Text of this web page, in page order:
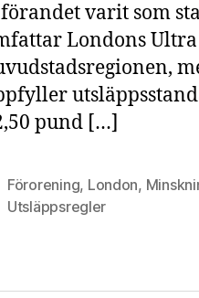
varit som
Londons Ultra
pund […]
Förorening, London,
Utsläppsregler